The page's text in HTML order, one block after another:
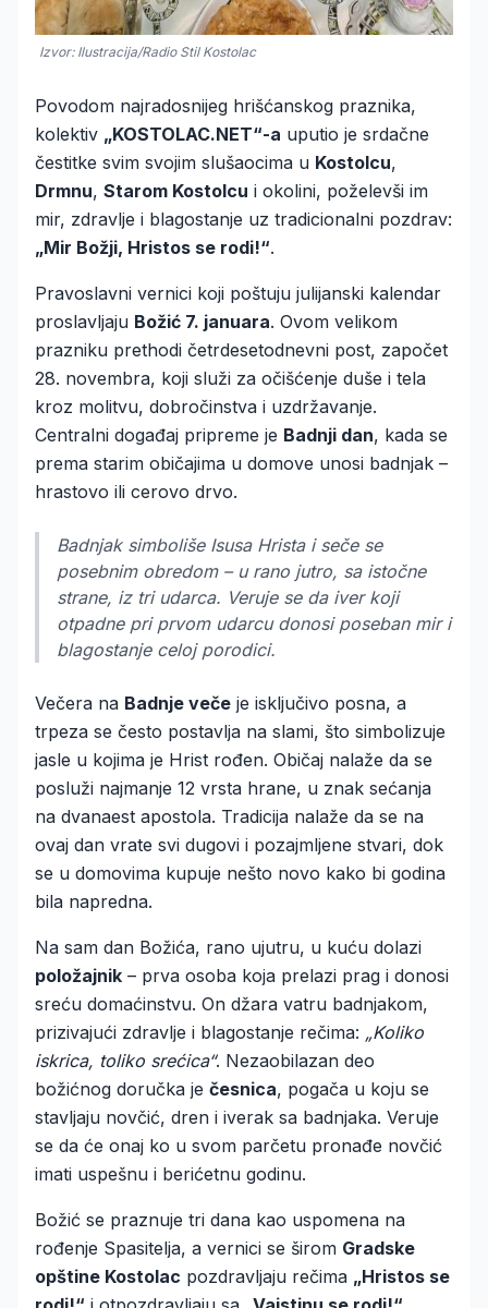
Izvor: Ilustracija/Radio Stil Kostolac
Povodom najradosnijeg hrišćanskog praznika,
kolektiv „KOSTOLAC.NET“-a uputio je srdačne
čestitke svim svojim slušaocima u Kostolcu,
Drmnu, Starom Kostolcu i okolini, poželevši im
mir, zdravlje i blagostanje uz tradicionalni pozdrav:
„Mir Božji, Hristos se rodi!“.
Pravoslavni vernici koji poštuju julijanski kalendar
proslavljaju Božić 7. januara. Ovom velikom
prazniku prethodi četrdesetodnevni post, započet
28. novembra, koji služi za očišćenje duše i tela
kroz molitvu, dobročinstva i uzdržavanje.
Centralni događaj pripreme je Badnji dan, kada se
prema starim običajima u domove unosi badnjak –
hrastovo ili cerovo drvo.
Badnjak simboliše Isusa Hrista i seče se
posebnim obredom – u rano jutro, sa istočne
strane, iz tri udarca. Veruje se da iver koji
otpadne pri prvom udarcu donosi poseban mir i
blagostanje celoj porodici.
Večera na Badnje veče je isključivo posna, a
trpeza se često postavlja na slami, što simbolizuje
jasle u kojima je Hrist rođen. Običaj nalaže da se
posluži najmanje 12 vrsta hrane, u znak sećanja
na dvanaest apostola. Tradicija nalaže da se na
ovaj dan vrate svi dugovi i pozajmljene stvari, dok
se u domovima kupuje nešto novo kako bi godina
bila napredna.
Na sam dan Božića, rano ujutru, u kuću dolazi
položajnik – prva osoba koja prelazi prag i donosi
sreću domaćinstvu. On džara vatru badnjakom,
prizivajući zdravlje i blagostanje rečima: „Koliko
iskrica, toliko srećica“. Nezaobilazan deo
božićnog doručka je česnica, pogača u koju se
stavljaju novčić, dren i iverak sa badnjaka. Veruje
se da će onaj ko u svom parčetu pronađe novčić
imati uspešnu i berićetnu godinu.
Božić se praznuje tri dana kao uspomena na
rođenje Spasitelja, a vernici se širom Gradske
opštine Kostolac pozdravljaju rečima „Hristos se